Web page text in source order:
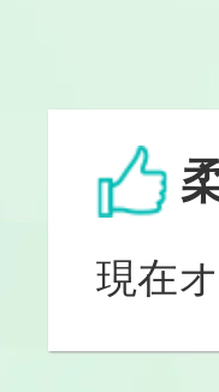
現在